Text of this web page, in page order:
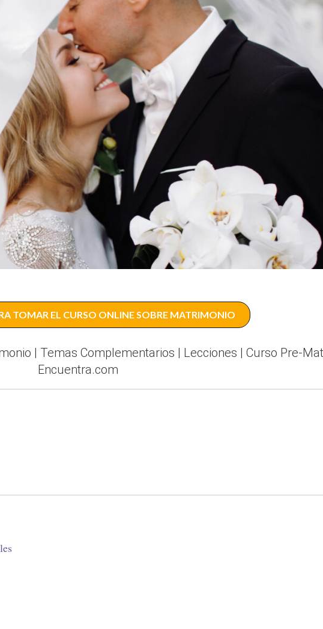
TOMAR EL CURSO ONLINE SOBRE MATRIMONIO
| Temas Complementarios | Lecciones | Curso Pre-
Encuentra.com